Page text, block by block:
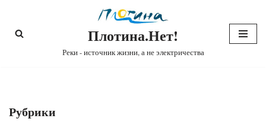
Перейти
Плотина.Нет!
Реки - источник жизни, а не электричества
Рубрики